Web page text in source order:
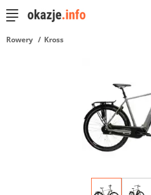
Rowery Kross